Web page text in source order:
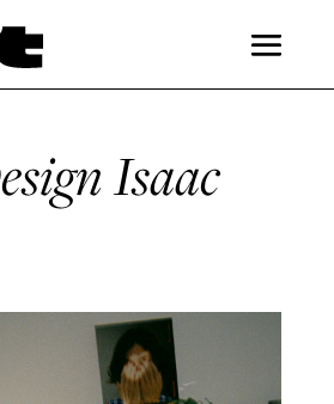
Isaac